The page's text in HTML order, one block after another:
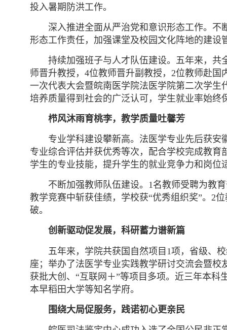
投入暑期防洪工作。
深入推进全面从严治党和意识形态工作。
形态工作责任，加强课堂及校园文化阵地的建设
持续加强班子与人才队伍建设。五年来，共
师晋升教授，4位教师晋升副教授，2位教师赴
一次代表大会暨皖南医学院法医学院第二次学
培养质量得到社会的广泛认可，学生就业率始终
栉风沐雨育桃李，教学质量吐馨芳
专业学科建设攀新高。法医学专业先后获
专业综合评估并获优秀等次，配合学校完成教
学生的专业技能，提升学生的就业竞争力和岗
不断加强教师队伍建设。1名教师受聘为教
教学竞赛中斩获佳绩，学校获“优秀组织奖”。2
破。
创新驱动促发展，科研蓄力谱新篇
五年来，学院共获国自然项目1项，省级、
座；举办了法医学专业实践教学研讨交流会暨
获批大创、“互联网＋”等项目多项。近三年本科
本早稻田大学等知名学府。
围绕大局促服务，践诺初心更亲民